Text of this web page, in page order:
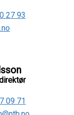
27 93
09 71